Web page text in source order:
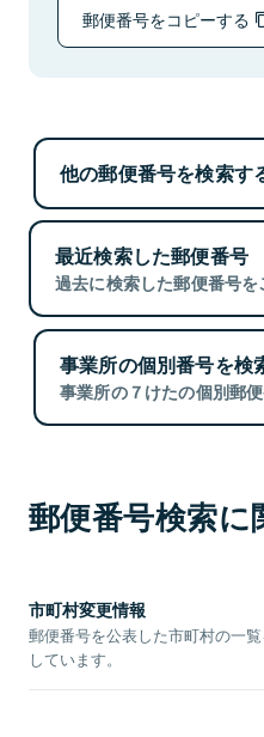
郵便番号をコピーする
他の郵便番号を検索す
最近検索した郵便番号
過去に検索した郵便番号を
事業所の個別番号を検
事業所の７けたの個別郵
郵便番号検索に
市町村変更情報
郵便番号を公表した市町村の一
しています。